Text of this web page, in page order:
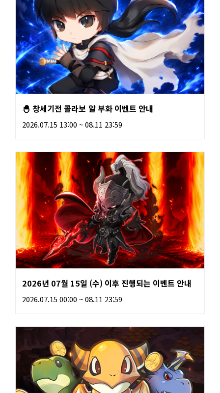
🐣 창세기전 콜라보 알 부화 이벤트 안내
2026.07.15 13:00 ~ 08.11 23:59
2026년 07월 15일 (수) 이후 진행되는 이벤트 안내
2026.07.15 00:00 ~ 08.11 23:59